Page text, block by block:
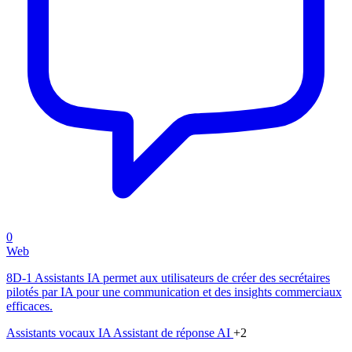
0
Web
8D-1 Assistants IA permet aux utilisateurs de créer des secrétaires
pilotés par IA pour une communication et des insights commerciaux
efficaces.
Assistants vocaux IA Assistant de réponse AI +2